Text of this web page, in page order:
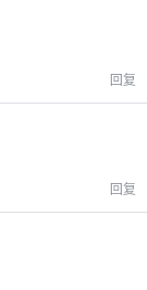
回复
回复